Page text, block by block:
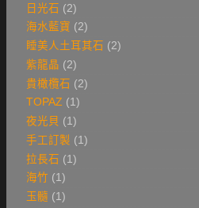
日光石 (2)
海水藍寶 (2)
睡美人土耳其石 (2)
紫龍晶 (2)
貴橄欖石 (2)
TOPAZ (1)
夜光貝 (1)
手工訂製 (1)
拉長石 (1)
海竹 (1)
玉髓 (1)